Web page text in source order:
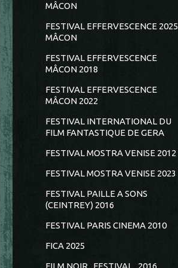
MÂCON
FESTIVAL EFFERVESCENCE 2025
MÂCON
FESTIVAL EFFERVESCENCE
MÂCON 2018
FESTIVAL EFFERVESCENCE
MÂCON 2022
FESTIVAL INTERNATIONAL DU
FILM FANTASTIQUE DE GERA
FESTIVAL MOSTRA VENISE 2012
FESTIVAL MOSTRA VENISE 2023
FESTIVAL PAILLE A SONS
(CEINTREY) 2016
FESTIVAL PARIS CINEMA 2010
FICA 2025